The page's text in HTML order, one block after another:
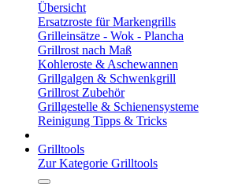
Übersicht
Ersatzroste für Markengrills
Grilleinsätze - Wok - Plancha
Grillrost nach Maß
Kohleroste & Aschewannen
Grillgalgen & Schwenkgrill
Grillrost Zubehör
Grillgestelle & Schienensysteme
Reinigung Tipps & Tricks
Grilltools
Zur Kategorie Grilltools